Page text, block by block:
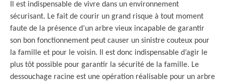
Il est indispensable de vivre dans un environnement
sécurisant. Le fait de courir un grand risque à tout moment
faute de la présence d’un arbre vieux incapable de garantir
son bon fonctionnement peut causer un sinistre couteux pour
la famille et pour le voisin. Il est donc indispensable d’agir le
plus tôt possible pour garantir la sécurité de la famille. Le
dessouchage racine est une opération réalisable pour un arbre